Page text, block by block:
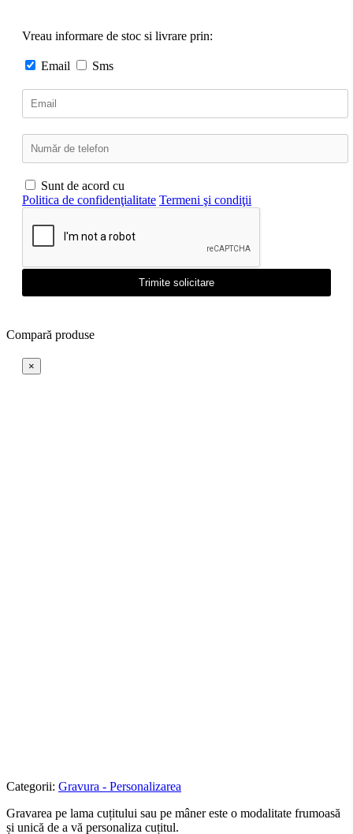
Vreau informare de stoc si livrare prin:
Email Sms
Sunt de acord cu
Politica de confidenţialitate Termeni şi condiţii
Trimite solicitare
Compară produse
×
Categorii: Gravura - Personalizarea
Gravarea pe lama cuțitului sau pe mâner este o modalitate frumoasă
și unică de a vă personaliza cuțitul.